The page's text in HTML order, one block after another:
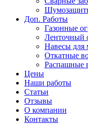
Доп. Работы
Газонные
Ленточный
Навесы для
Откатные
Распашные
Цены
Наши работы
Статьи
Отзывы
О компании
Контакты